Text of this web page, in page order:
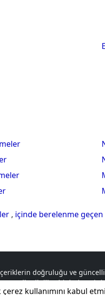
, içinde berelenme
doğruluğu ve
ilgili sahiplerine
ilgili taraflara aittir.
kullanımını kabul